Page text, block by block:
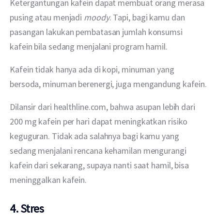
Ketergantungan kafein dapat membuat orang merasa
pusing atau menjadi moody. Tapi, bagi kamu dan
pasangan lakukan pembatasan jumlah konsumsi
kafein bila sedang menjalani program hamil.
Kafein tidak hanya ada di kopi, minuman yang
bersoda, minuman berenergi, juga mengandung kafein.
Dilansir dari healthline.com, bahwa asupan lebih dari
200 mg kafein per hari dapat meningkatkan risiko
keguguran. Tidak ada salahnya bagi kamu yang
sedang menjalani rencana kehamilan mengurangi
kafein dari sekarang, supaya nanti saat hamil, bisa
meninggalkan kafein.
4. Stres